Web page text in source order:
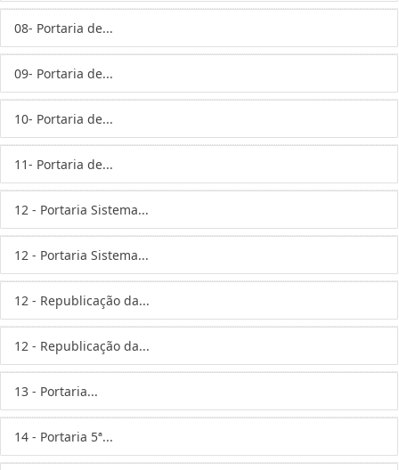
08- Portaria de...
09- Portaria de...
10- Portaria de...
11- Portaria de...
12 - Portaria Sistema...
12 - Portaria Sistema...
12 - Republicação da...
12 - Republicação da...
13 - Portaria...
14 - Portaria 5ª...